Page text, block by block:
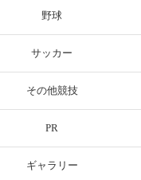
野球
サッカー
その他競技
PR
ギャラリー